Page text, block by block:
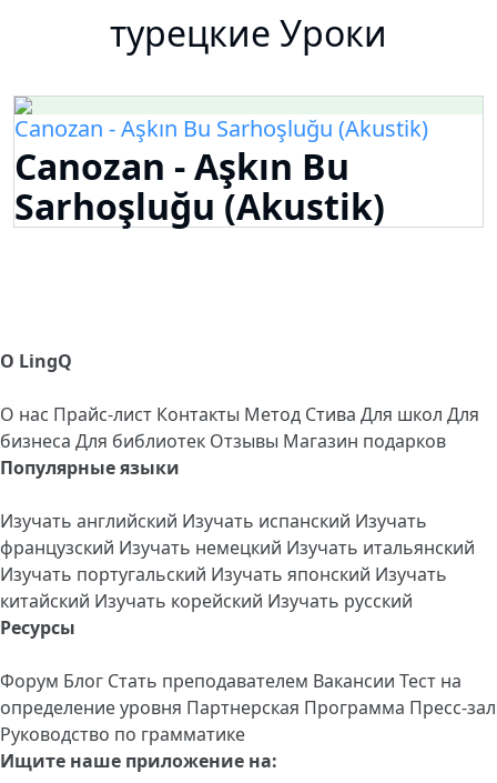
турецкие Уроки
Canozan - Aşkın Bu Sarhoşluğu (Akustik)
Canozan - Aşkın Bu
Sarhoşluğu (Akustik)
О LingQ
О нас Прайс-лист Контакты Метод Стива Для школ Для
бизнеса Для библиотек Отзывы Магазин подарков
Популярные языки
Изучать английский Изучать испанский Изучать
французский Изучать немецкий Изучать итальянский
Изучать португальский Изучать японский Изучать
китайский Изучать корейский Изучать русский
Ресурсы
Форум Блог Стать преподавателем Вакансии Тест на
определение уровня Партнерская Программа Пресс-зал
Руководство по грамматике
Ищите наше приложение на: